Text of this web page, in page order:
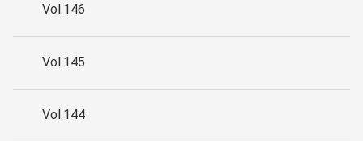
Vol.146
Vol.145
Vol.144